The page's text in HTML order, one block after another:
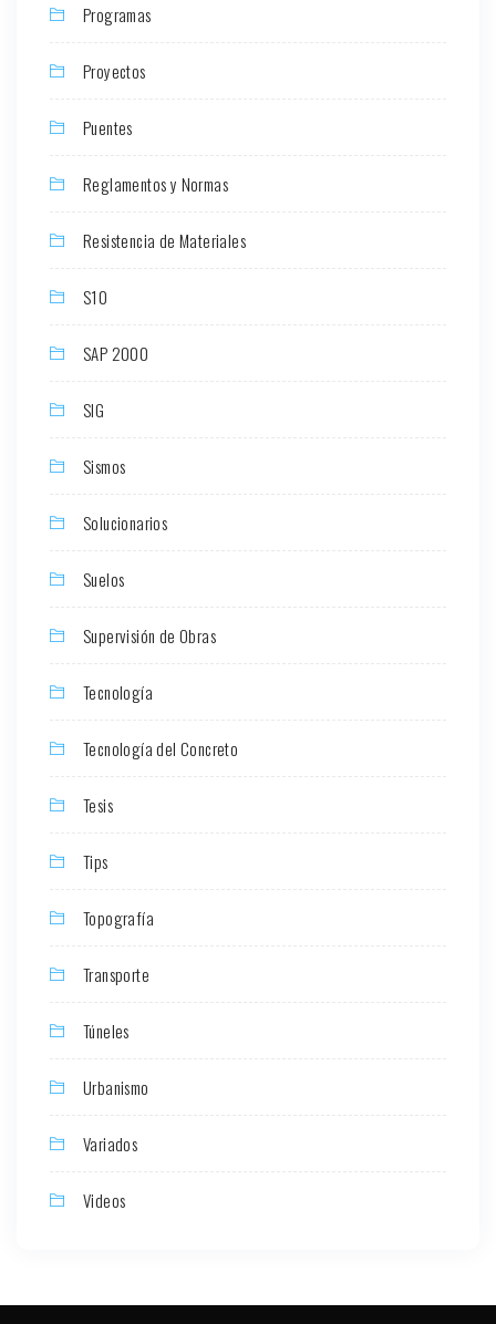
Programas
Proyectos
Puentes
Reglamentos y Normas
Resistencia de Materiales
S10
SAP 2000
SIG
Sismos
Solucionarios
Suelos
Supervisión de Obras
Tecnología
Tecnología del Concreto
Tesis
Tips
Topografía
Transporte
Túneles
Urbanismo
Variados
Videos